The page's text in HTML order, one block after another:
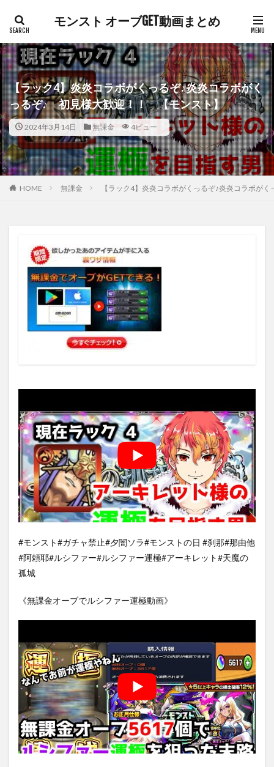
モンスト オーブGET動画まとめ
【ラック4】炎炎コラボがくっるぞ♪炎炎コラボがく
っるぞ♪ 初見様大歓迎！！ 【モンスト】
2024年3月14日 無課金 4ビュー
HOME 無課金 【ラック4】炎炎コラボがくっるぞ♪炎炎コラボ
#モンスト#ガチャ禁止#夕闇ソラ#モンストの日 #刹那#那由他
#阿頼耶#ルシファー#ルシファー運極#アーキレット#天魔の
孤城
《無課金オーブでルシファー運極動画》